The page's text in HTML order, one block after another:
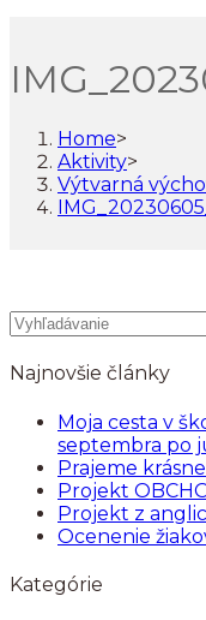
Home>
Aktivity>
Výtvarná
Najnovšie články
Moja cesta v
septembra po
Prajeme
Projekt
Projekt z
Ocenenie
Kategórie